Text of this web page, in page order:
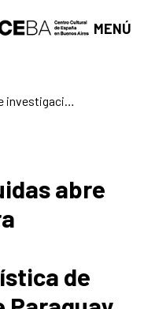
MENÚ
Convocatoria para residencias de investigación artística de los humedales de Paraguay
abre
de